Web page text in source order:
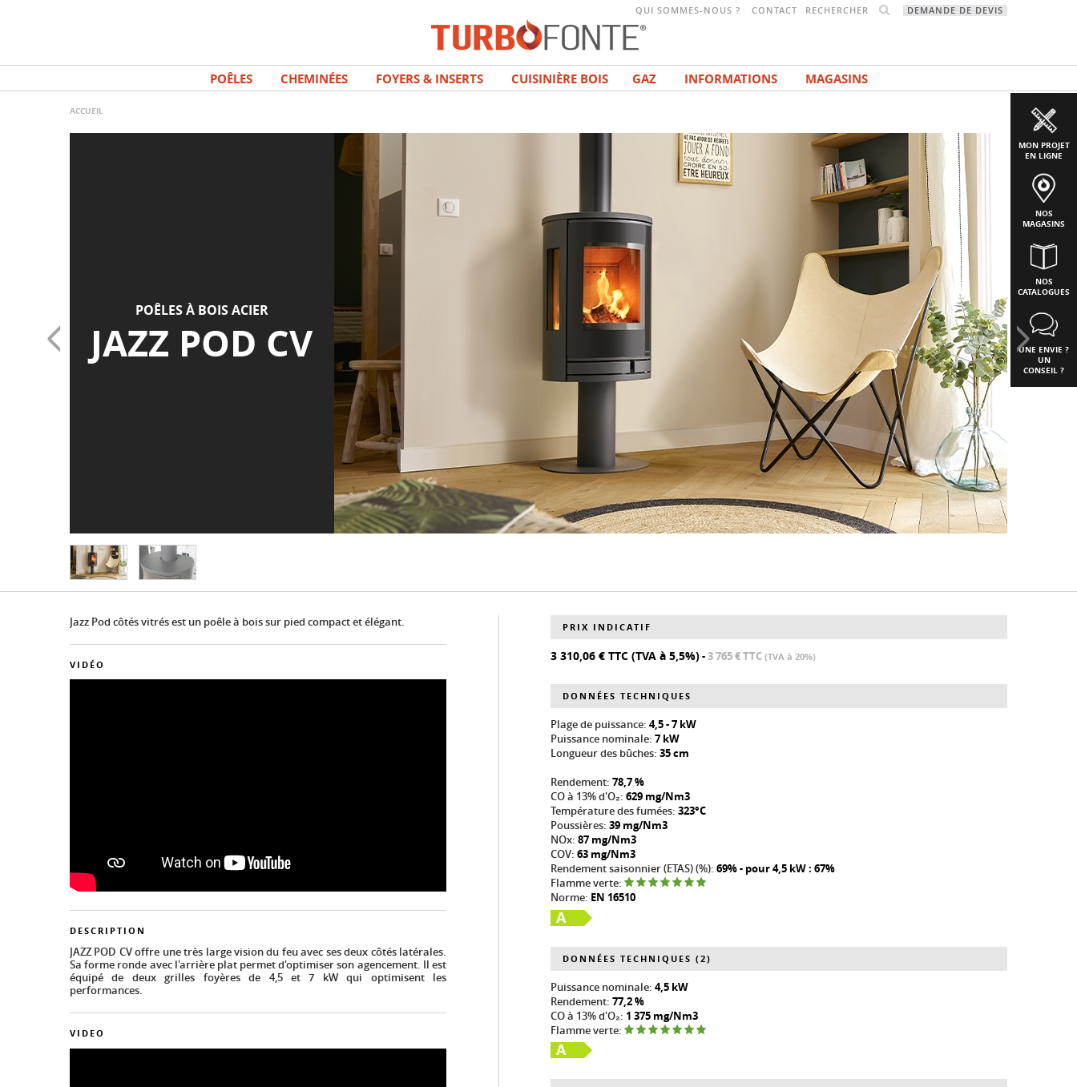
principal
QUI SOMMES-NOUS ? CONTACT RECHERCHER DEMANDE DE DEVIS
POÊLES CHEMINÉES FOYERS & INSERTS CUISINIÈRE BOIS GAZ INFORMATIONS MAGASINS
ACCUEIL
POÊLES À BOIS ACIER
JAZZ POD CV
Jazz Pod côtés vitrés est un poêle à bois sur pied compact et élégant.
VIDÉO
DESCRIPTION
JAZZ POD CV offre une très large vision du feu avec ses deux côtés latérales.
Sa forme ronde avec l'arrière plat permet d'optimiser son agencement. Il est
équipé de deux grilles foyères de 4,5 et 7 kW qui optimisent les
performances.
VIDEO
PRIX INDICATIF
3 310,06 € TTC (TVA à 5,5%)-3 765 € TTC (TVA à 20%)
DONNÉES TECHNIQUES
Plage de puissance: 4,5 - 7 kW
Puissance nominale: 7 kW
Longueur des bûches: 35 cm
Rendement: 78,7 %
CO à 13% d'O₂: 629 mg/Nm3
Température des fumées: 323°C
Poussières: 39 mg/Nm3
NOx: 87 mg/Nm3
COV: 63 mg/Nm3
Rendement saisonnier (ETAS) (%): 69% - pour 4,5 kW : 67%
Flamme verte:
Norme: EN 16510
A
DONNÉES TECHNIQUES (2)
Puissance nominale: 4,5 kW
Rendement: 77,2 %
CO à 13% d'O₂: 1 375 mg/Nm3
Flamme verte:
A
MON PROJET
EN LIGNE
NOS
MAGASINS
NOS
CATALOGUES
UNE ENVIE ?
UN
CONSEIL ?